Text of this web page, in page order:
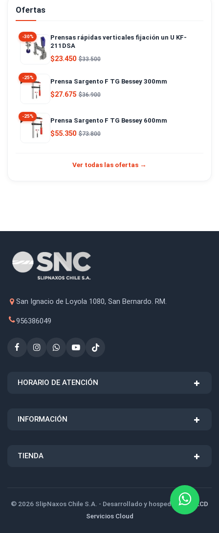
Ofertas
-30%
Prensas rápidas verticales fijación un U KF-
211DSA
$23.450 $33.500
-25%
Prensa Sargento F TG Bessey 300mm
$27.675 $36.900
-25%
Prensa Sargento F TG Bessey 600mm
$55.350 $73.800
Ver todas las ofertas →
San Ignacio de Loyola 1080, San Bernardo. RM.
956386049
HORARIO DE ATENCIÓN
INFORMACIÓN
TIENDA
© 2026 SlipNaxos Chile S.A. - Desarrollado y hospedado por
LCD
Servicios Cloud